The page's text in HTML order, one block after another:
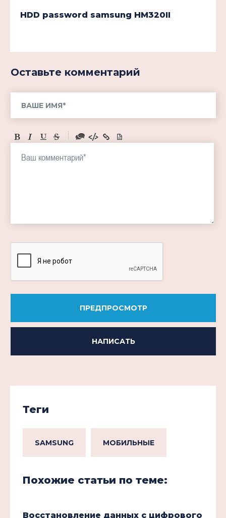
HDD password samsung HM320II
Оставьте комментарий
-
-
-
ПРЕДПРОСМОТР
НАПИСАТЬ
Теги
SAMSUNG МОБИЛЬНЫЕ
Похожие статьи по теме:
Восстановление данных с цифрового